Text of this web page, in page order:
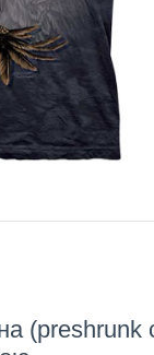
(preshrunk